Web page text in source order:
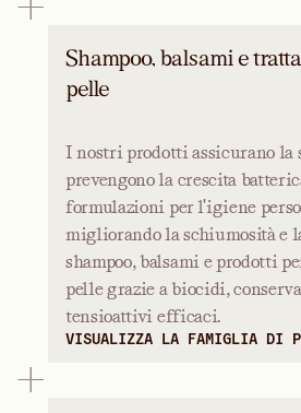
Shampoo, balsami e
pelle
I nostri prodotti assicurano la
prevengono la crescita
formulazioni per l'igiene
migliorando la schiumosità e
shampoo, balsami e prodotti
pelle grazie a biocidi,
tensioattivi efficaci.
VISUALIZZA LA FAMIGLIA DI